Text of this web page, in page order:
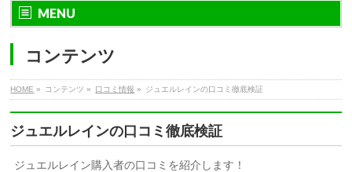
MENU
コンテンツ
HOME » コンテンツ » 口コミ情報 » ジュエルレインの口コミ徹底検証
ジュエルレインの口コミ徹底検証
ジュエルレイン購入者の口コミを紹介します！